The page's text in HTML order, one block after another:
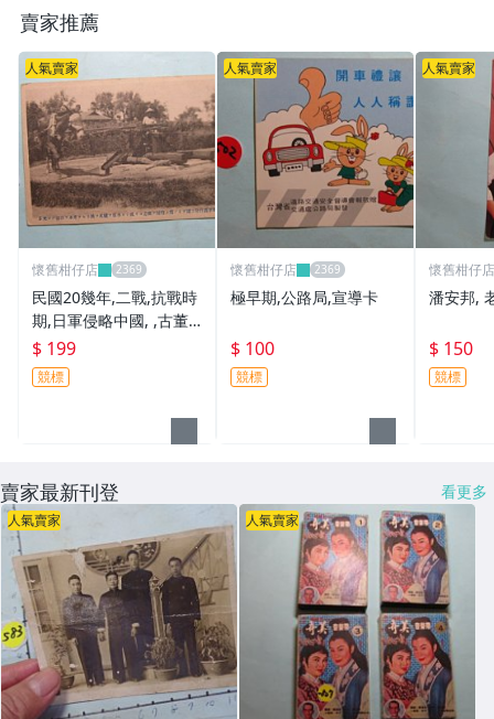
賣家推薦
人氣賣家
懷舊柑仔店
民國20幾年,二戰,抗戰時
期,日軍侵略中國, ,古董
明信片10
$ 199
競標
人氣賣家
懷舊柑仔店
極早期,公路局,宣導卡
$ 100
競標
人氣賣家
懷舊柑仔店
潘安邦,
$ 150
競標
賣家最新刊登 看更多
人氣賣家 人氣賣家